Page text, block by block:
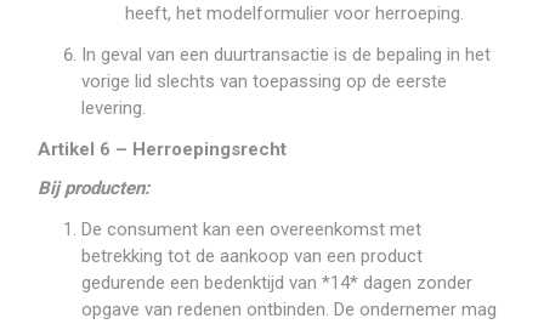
heeft, het modelformulier voor herroeping.
In geval van een duurtransactie is de bepaling in het
vorige lid slechts van toepassing op de eerste
levering.
Artikel 6 – Herroepingsrecht
Bij producten:
De consument kan een overeenkomst met
betrekking tot de aankoop van een product
gedurende een bedenktijd van *14* dagen zonder
opgave van redenen ontbinden. De ondernemer mag